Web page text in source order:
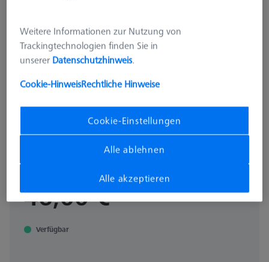
EINZELTEILE DER SETS
Schlossbolzen - ohne Gewinde,
AF16
46,00 € zzgl. USt.
Verfügbar
Weitere Informationen zur Nutzung von
Trackingtechnologien finden Sie in
unserer Datenschutzhinweis.
Cookie-HinweisRechtliche Hinweise
Cookie-Einstellungen
Alle ablehnen
Alle akzeptieren